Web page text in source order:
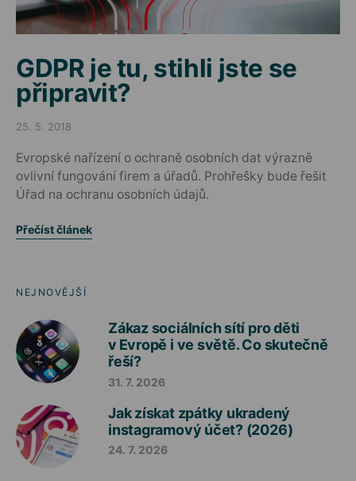
GDPR je tu, stihli jste se
připravit?
Posted on
25. 5. 2018
Evropské nařízení o ochraně osobních dat výrazně
ovlivní fungování firem a úřadů. Prohřešky bude řešit
Úřad na ochranu osobních údajů.
Přečíst článek
NEJNOVĚJŠÍ
Zákaz sociálních sítí pro děti
v Evropě i ve světě. Co skutečně
řeší?
31. 7. 2026
Jak získat zpátky ukradený
instagramový účet? (2026)
24. 7. 2026